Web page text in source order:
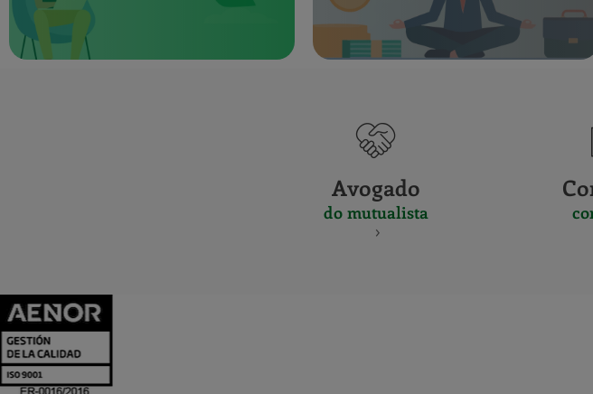
Avogado
do mutualista